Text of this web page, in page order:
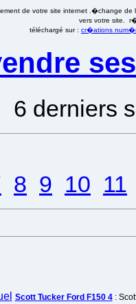
de votre site internet .�change
vers votre site.
téléchargé sur : cr�ations
6 derniers
8 9 10 11
Scott Tucker Ford F150 4: